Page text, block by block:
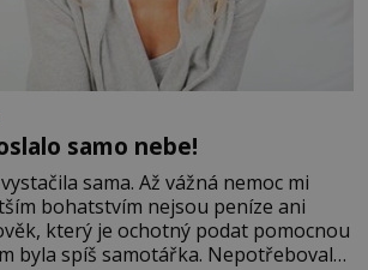
samo nebe!
sama. Až vážná nemoc mi
bohatstvím nejsou peníze ani
který je ochotný podat pomocnou
byla spíš samotářka. Nepotřebovala